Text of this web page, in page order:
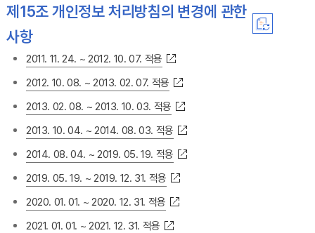
제15조 개인정보 처리방침의 변경에 관한
사항
2011. 11. 24. ~ 2012. 10. 07. 적용
2012. 10. 08. ~ 2013. 02. 07. 적용
2013. 02. 08. ~ 2013. 10. 03. 적용
2013. 10. 04. ~ 2014. 08. 03. 적용
2014. 08. 04. ~ 2019. 05. 19. 적용
2019. 05. 19. ~ 2019. 12. 31. 적용
2020. 01. 01. ~ 2020. 12. 31. 적용
2021. 01. 01. ~ 2021. 12. 31. 적용